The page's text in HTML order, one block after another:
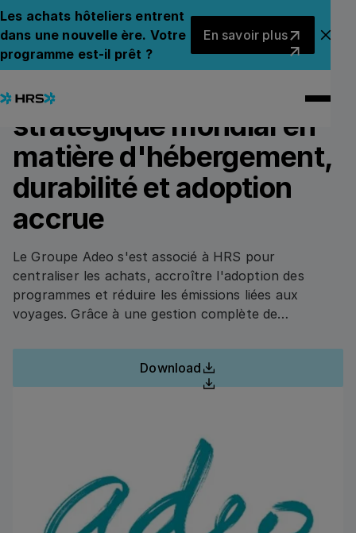
Les achats hôteliers entrent
dans une nouvelle ère. Votre
programme est-il prêt ?
En savoir plus
All Case Studies
All Case Studies
RETAIL 5min read
Approvisionnement
stratégique mondial en
matière d'hébergement,
durabilité et adoption
accrue
Le Groupe Adeo s'est associé à HRS pour
centraliser les achats, accroître l'adoption des
programmes et réduire les émissions liées aux
voyages. Grâce à une gestion complète de
améliorées et à des processus axés sur la durabilité,
le groupe a réalisé des économies significatives, un
taux d'adoption de 84 %, une réduction de 10 % des
Download